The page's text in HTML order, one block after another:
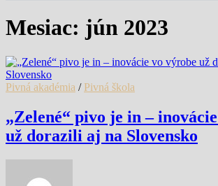
Mesiac: jún 2023
Pivná akadémia / Pivná škola
„Zelené“ pivo je in –
už dorazili aj na Slovensko